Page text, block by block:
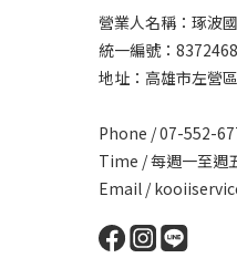
營業人名稱：琢波
統一編號：
地址：高雄市左營
Phone / 07-552-
Time / 每週一至週
Email /